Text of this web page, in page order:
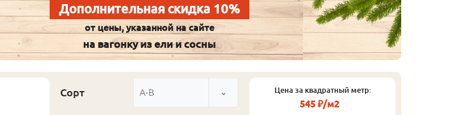
Дополнительная скидка 10%
от цены, указанной на сайте
на вагонку из ели и сосны
Сорт А-В Цена за квадратный метр:
545 ₽/м2